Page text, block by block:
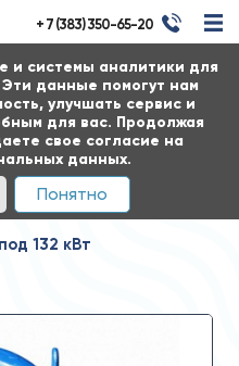
и системы аналитики для
данные помогут нам
улучшать сервис и
для вас. Продолжая
свое согласие на
данных.
Понятно
+ 7 (383) 350-65-20
132 кВт